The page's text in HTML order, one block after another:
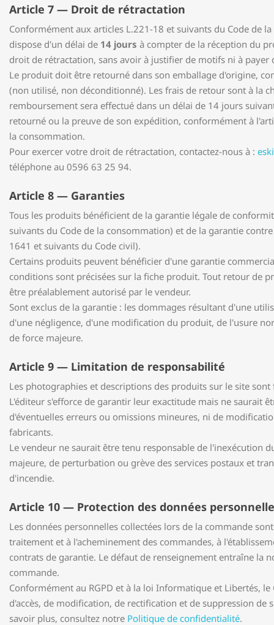
Article 7 — Droit de rétractation
Conformément aux articles L.221-18 et suivants du Code de
dispose d'un délai de 14 jours à compter de la réception du
droit de rétractation, sans avoir à justifier de motifs ni à payer
Le produit doit être retourné dans son emballage d'origine,
(non utilisé, non déconditionné). Les frais de retour sont à la
remboursement sera effectué dans un délai de 14 jours
retourné ou la preuve de son expédition, conformément à
la consommation.
Pour exercer votre droit de rétractation, contactez-nous à :
téléphone au 0596 63 25 94.
Article 8 — Garanties
Tous les produits bénéficient de la garantie légale de
suivants du Code de la consommation) et de la garantie
1641 et suivants du Code civil).
Certains produits peuvent bénéficier d'une garantie
conditions sont précisées sur la fiche produit. Tout retour de
être préalablement autorisé par le vendeur.
Sont exclus de la garantie : les dommages résultant d'une
d'une négligence, d'une modification du produit, de l'usure
de force majeure.
Article 9 — Limitation de responsabilité
Les photographies et descriptions des produits sur le site
L'éditeur s'efforce de garantir leur exactitude mais ne saurait
d'éventuelles erreurs ou omissions mineures, ni de
fabricants.
Le vendeur ne saurait être tenu responsable de l'inexécution
majeure, de perturbation ou grève des services postaux et
d'incendie.
Article 10 — Protection des données
Les données personnelles collectées lors de la commande
traitement et à l'acheminement des commandes, à
contrats de garantie. Le défaut de renseignement entraîne la
commande.
Conformément au RGPD et à la loi Informatique et Libertés,
d'accès, de modification, de rectification et de suppression de
savoir plus, consultez notre Politique de confidentialité.